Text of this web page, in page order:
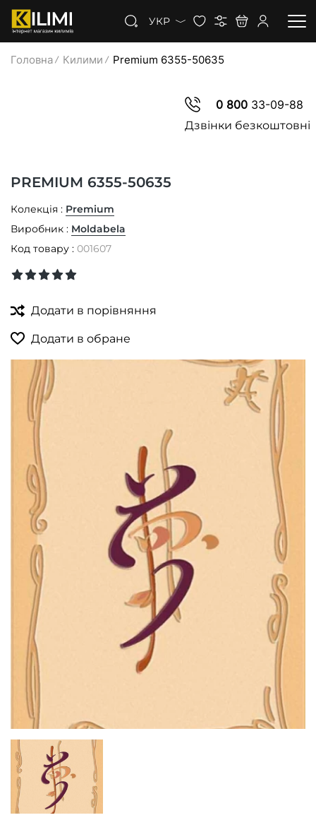
УКР
Головна Килими Premium 6355-50635
0 80033-09-88
Дзвінки безкоштовні
PREMIUM 6355-50635
Колекція : Premium
Виробник : Moldabela
Код товару : 001607
Додати в порівняння
Додати в обране